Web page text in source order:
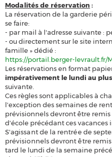
Modalités de réservation :
La réservation de la garderie
se faire:
- par mail à l'adresse suivante :
- ou directement sur le site
famille » dédié :
https://portail.berger-levrault.fr/
Les réservations en format
impérativement le lundi au
suivante.
Ces règles sont applicables à
l'exception des semaines de
prévisionnels devront être
d'école précédant ces vacances
S'agissant de la rentrée de
prévisionnels devront être
tard le lundi de la semaine